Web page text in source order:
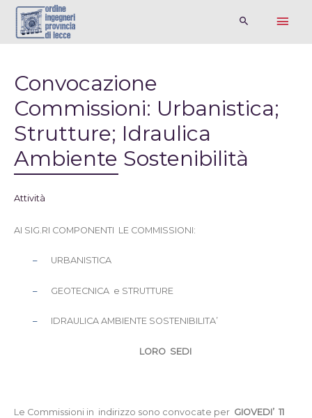
Convocazione
Commissioni: Urbanistica;
Strutture; Idraulica
Ambiente Sostenibilità
Attività
AI SIG.RI COMPONENTI LE COMMISSIONI:
– URBANISTICA
– GEOTECNICA e STRUTTURE
– IDRAULICA AMBIENTE SOSTENIBILITA’
LORO SEDI
Le Commissioni in indirizzo sono convocate per GIOVEDI’ 11